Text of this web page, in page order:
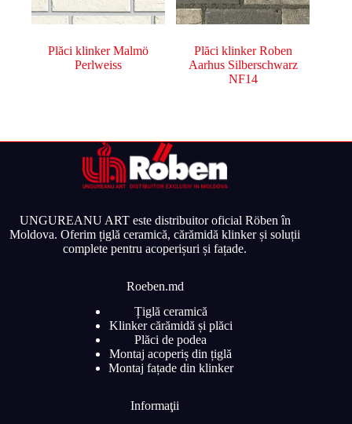
Plăci klinker Malmö
Perlweiss
Plăci klinker Roben
Aarhus Silberschwarz
NF14
UNGUREANU ART este distribuitor oficial Röben în
Moldova. Oferim țiglă ceramică, cărămidă klinker și soluții
complete pentru acoperișuri și fațade.
Roeben.md
Țiglă ceramică
Klinker cărămidă și plăci
Plăci de podea
Montaj acoperiș din țiglă
Montaj fațade din klinker
Informaţii